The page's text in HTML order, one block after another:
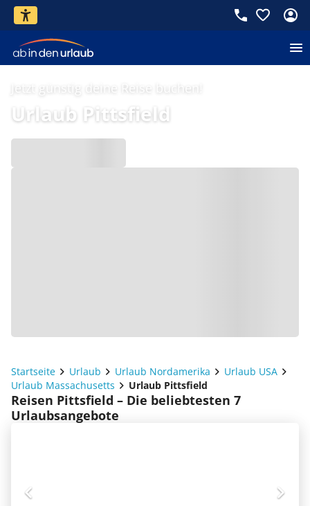
Jetzt günstig deine Reise buchen!
Urlaub Pittsfield
Startseite Urlaub Urlaub Nordamerika
Urlaub USA
Urlaub Massachusetts
Urlaub Pittsfield
Reisen Pittsfield – Die beliebtesten 7
Urlaubsangebote